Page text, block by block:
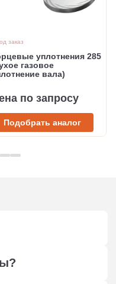
заказ
уплотнения 285
газовое
вала)
по запросу
Подобрать аналог
способом: через
корзину,